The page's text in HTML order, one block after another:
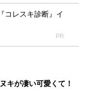
コレスキ診断』イ
PR
キが凄い可愛くて！